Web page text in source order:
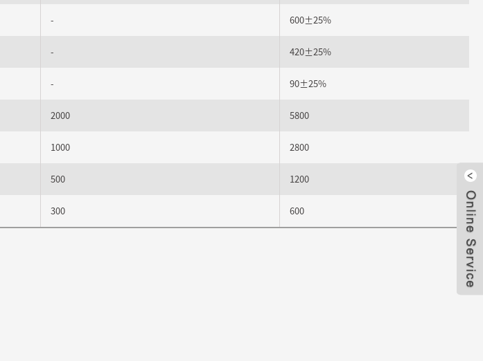
- 600±25%
- 420±25%
- 90±25%
2000 5800
1000 2800
500 1200
300 600